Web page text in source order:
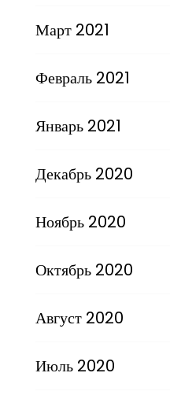
Март 2021
Февраль 2021
Январь 2021
Декабрь 2020
Ноябрь 2020
Октябрь 2020
Август 2020
Июль 2020